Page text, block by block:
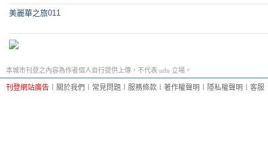
美麗華之旅011
本城市刊登之內容為作者個人自行提供上傳，不代表 udn 立場。
刊登網站廣告 關於我們 常見問題 服務條款 著作權聲明 隱私權聲明 客服